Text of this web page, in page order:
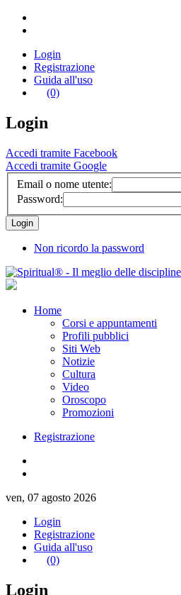
Login
Registrazione
Guida all'uso
(0)
Login
Accedi tramite Facebook
Accedi tramite Google
Email o nome utente:
Password:
Non ricordo la password
Home
Corsi e appuntamenti
Profili pubblici
Siti Web
Notizie
Cultura
Video
Oroscopo
Promozioni
Registrazione
ven, 07 agosto 2026
Login
Registrazione
Guida all'uso
(0)
Login